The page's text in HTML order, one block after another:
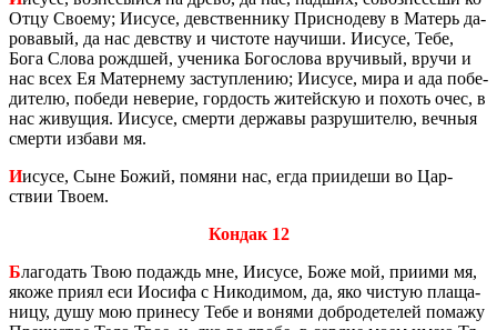
Отцу Сво­е­му; Иису­се, дев­ствен­ни­ку Прис­но­де­ву в Ма­терь да­
ро­ва­вый, да нас дев­ству и чи­сто­те на­учи­ши. Иису­се, Тебе,
Бога Слова рожд­шей, уче­ни­ка Бо­го­сло­ва вру­чи­вый, вручи и
нас всех Ея Ма­тер­не­му за­ступ­ле­нию; Иису­се, мира и ада по­бе­
ди­те­лю, по­бе­ди неве­рие, гор­дость жи­тей­скую и по­хоть очес, в
нас жи­ву­щия. Иису­се, смер­ти дер­жа­вы раз­ру­ши­те­лю, веч­ныя
смер­ти из­ба­ви мя.
Иисусе, Сыне Божий, по­мя­ни нас, егда при­и­де­ши во Цар­
ствии Твоем.
Кондак 12
Бла­го­дать Твою по­даждь мне, Иису­се, Боже мой, при­и­ми мя,
якоже приял еси Иоси­фа с Ни­ко­ди­мом, да, яко чи­стую пла­ща­
ни­цу, душу мою при­не­су Тебе и во­ня­ми доб­ро­де­те­лей по­ма­жу